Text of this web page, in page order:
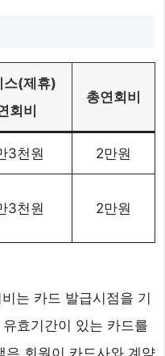
스(제휴)
회비
총연회비
3천원 2만원
3천원 2만원
는 카드 발급시점을 기
효기간이 있는 카드를